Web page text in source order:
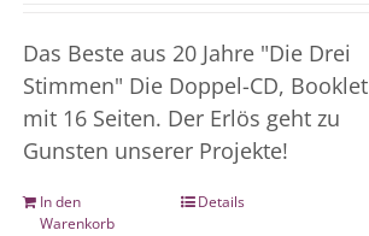
Das Beste aus 20 Jahre "Die Drei
Stimmen" Die Doppel-CD, Booklet
mit 16 Seiten. Der Erlös geht zu
Gunsten unserer Projekte!
In den
Warenkorb
Details